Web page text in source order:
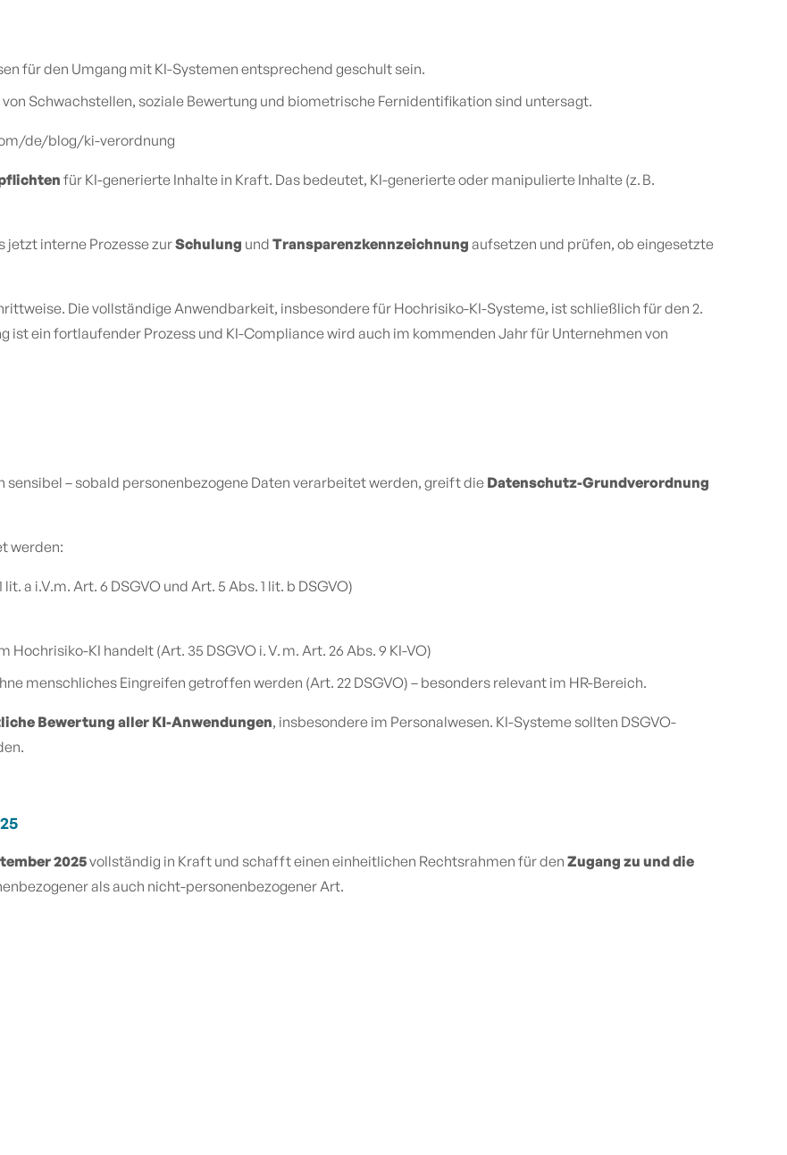
für den Umgang mit KI-Systemen entsprechend geschult sein.
Schwachstellen, soziale Bewertung und biometrische Fernidentifikation sind untersagt.
de/blog/ki-verordnung
für KI-generierte Inhalte in Kraft. Das bedeutet, KI-generierte oder manipulierte Inhalte (z. B.
jetzt interne Prozesse zurSchulung und Transparenzkennzeichnung aufsetzen und prüfen, ob eingesetzte
Die vollständige Anwendbarkeit, insbesondere für Hochrisiko-KI-Systeme, ist schließlich für den 2.
ist ein fortlaufender Prozess und KI-Compliance wird auch im kommenden Jahr für Unternehmen von
– sobald personenbezogene Daten verarbeitet werden,greift die Datenschutz-Grundverordnung
werden:
lit. a i.V.m. Art. 6 DSGVO und Art. 5 Abs. 1 lit. b DSGVO)
Hochrisiko-KI handelt (Art. 35 DSGVO i. V. m. Art. 26 Abs. 9 KI-VO)
menschliches Eingreifen getroffen werden (Art. 22 DSGVO) – besonders relevant im HR-Bereich.
Bewertung aller KI-Anwendungen, insbesondere im Personalwesen. KI-Systeme sollten DSGVO-
2025vollständig in Kraft und schafft einen einheitlichen Rechtsrahmen für den Zugang zu und die
als auch nicht-personenbezogener Art.